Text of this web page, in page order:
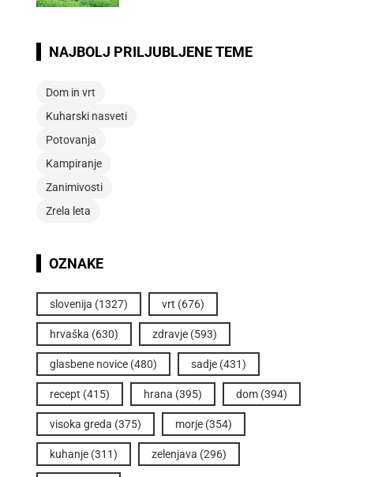
NAJBOLJ PRILJUBLJENE TEME
Dom in vrt
Kuharski nasveti
Potovanja
Kampiranje
Zanimivosti
Zrela leta
OZNAKE
slovenija (1327) vrt (676)
hrvaška (630) zdravje (593)
glasbene novice (480) sadje (431)
recept (415) hrana (395) dom (394)
visoka greda (375) morje (354)
kuhanje (311) zelenjava (296)